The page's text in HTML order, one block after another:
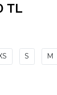
TL
S M